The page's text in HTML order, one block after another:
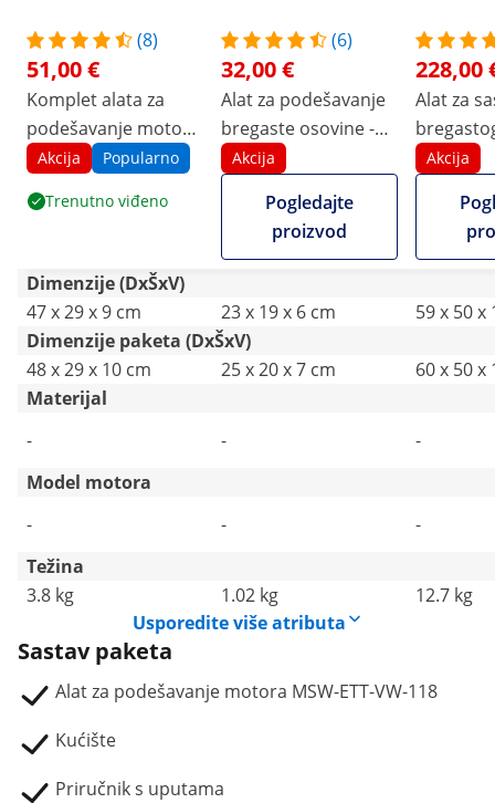
(8)
51,00 €
Komplet alata za
podešavanje motora
- VW - Audi - Seat -
TSI / TFSI
Akcija Popularno
Trenutno viđeno
(6)
32,00 €
Alat za podešavanje
bregaste osovine -
Opel - Vauxhall - 1.6
CDTi
Akcija
Pogledajte
proizvod
228,00
Alat za
Akcija
Dimenzije (DxŠxV)
47 x 29 x 9 cm
23 x 19 x 6 cm
59 x 50 x
Dimenzije paketa (DxŠxV)
48 x 29 x 10 cm
25 x 20 x 7 cm
60 x 50 x
Materijal
-
-
-
Model motora
-
-
-
Težina
3.8 kg
1.02 kg
12.7 kg
Usporedite više atributa
Sastav paketa
Alat za podešavanje motora MSW-ETT-VW-118
Kućište
Priručnik s uputama